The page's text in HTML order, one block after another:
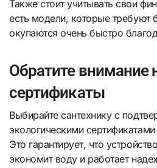
Также стоит учитывать свои
есть модели, которые требуют
окупаются очень быстро
Обратите внимание
сертификаты
Выбирайте сантехнику с
экологическими
Это гарантирует, что
экономит воду и работает